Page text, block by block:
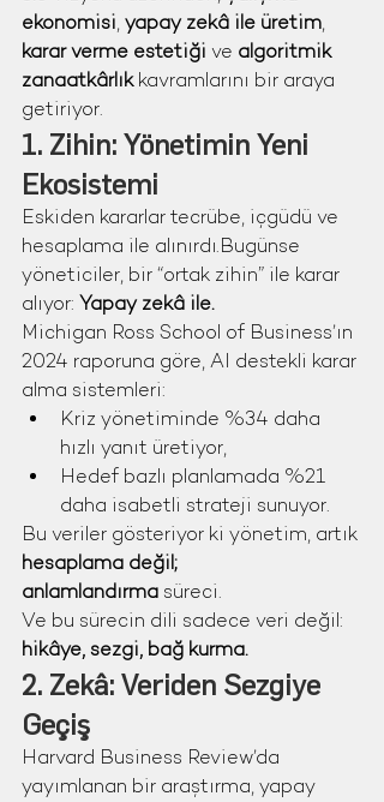
ekonomisi, yapay zekâ ile üretim,
karar verme estetiği ve algoritmik
zanaatkârlık kavramlarını bir araya
getiriyor.
1. Zihin: Yönetimin Yeni
Ekosistemi
Eskiden kararlar tecrübe, içgüdü ve
hesaplama ile alınırdı.Bugünse
yöneticiler, bir “ortak zihin” ile karar
alıyor: Yapay zekâ ile.
Michigan Ross School of Business’ın
2024 raporuna göre, AI destekli karar
alma sistemleri:
Kriz yönetiminde %34 daha
hızlı yanıt üretiyor,
Hedef bazlı planlamada %21
daha isabetli strateji sunuyor.
Bu veriler gösteriyor ki yönetim, artık
hesaplama değil;
anlamlandırma süreci.
Ve bu sürecin dili sadece veri değil:
hikâye, sezgi, bağ kurma.
2. Zekâ: Veriden Sezgiye
Geçiş
Harvard Business Review’da
yayımlanan bir araştırma, yapay